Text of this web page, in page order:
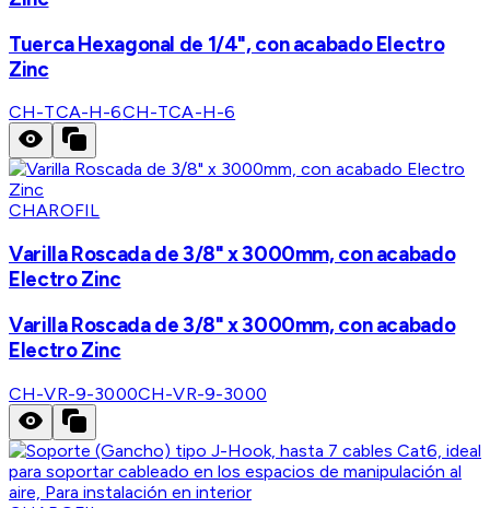
Tuerca Hexagonal de 1/4", con acabado Electro
Zinc
CH-TCA-H-6CH-TCA-H-6
CHAROFIL
Varilla Roscada de 3/8" x 3000mm, con acabado
Electro Zinc
Varilla Roscada de 3/8" x 3000mm, con acabado
Electro Zinc
CH-VR-9-3000CH-VR-9-3000